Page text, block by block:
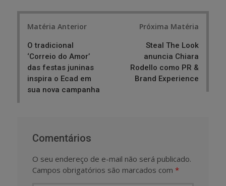
Matéria Anterior
O tradicional
‘Correio do Amor’
das festas juninas
inspira o Ecad em
sua nova campanha
Próxima Matéria
Steal The Look
anuncia Chiara
Rodello como PR &
Brand Experience
Comentários
O seu endereço de e-mail não será publicado.
Campos obrigatórios são marcados com *